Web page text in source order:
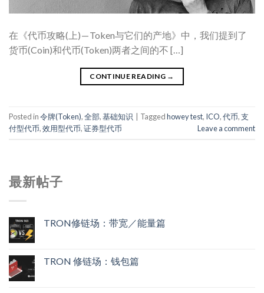
在《代币攻略(上) — Token与它们的产地》中，我们提到了
货币(Coin)和代币(Token)两者之间的不 […]
CONTINUE READING →
Posted in令牌(Token),全部,基础知识 Taggedhowey test, ICO,代币,支
付型代币,效用型代币,证券型代币 Leave a comment
最新帖子
TRON修链场：带宽／能量篇
TRON 修链场：钱包篇